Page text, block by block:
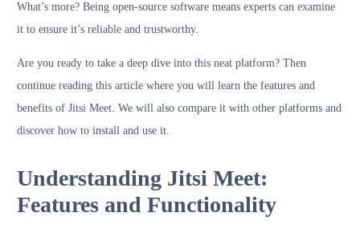
What’s more? Being open-source software means experts can examine
it to ensure it’s reliable and trustworthy.
Are you ready to take a deep dive into this neat platform? Then
continue reading this article where you will learn the features and
benefits of Jitsi Meet. We will also compare it with other platforms and
discover how to install and use it.
Understanding Jitsi Meet:
Features and Functionality